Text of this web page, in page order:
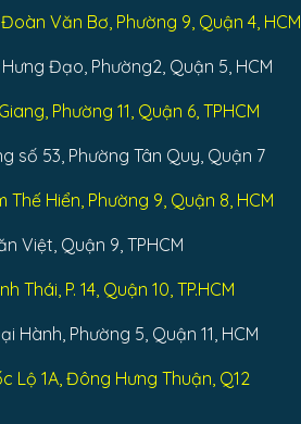
Văn Bơ, Phường 9, Quận 4, HCM
Đạo, Phường2, Quận 5, HCM
Phường 11, Quận 6, TPHCM
số 53, Phường Tân Quy, Quận 7
Thế Hiển, Phường 9, Quận 8, HCM
Việt, Quận 9, TPHCM
Thái, P. 14, Quận 10, TP.HCM
Hành, Phường 5, Quận 11, HCM
Lộ 1A, Đông Hưng Thuận, Q12